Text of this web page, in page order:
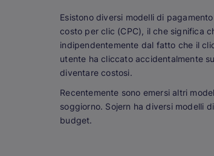
Esistono diversi modelli di
costo per clic (CPC), il che significa
indipendentemente dal fatto che il
utente ha cliccato accidentalmente
diventare costosi.
Recentemente sono emersi altri
soggiorno. Sojern ha diversi modelli
budget.